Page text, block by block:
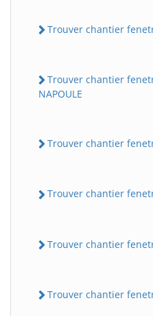
Trouver chantier
Trouver chantier
NAPOULE
Trouver chantier
Trouver chantier
Trouver chantier
Trouver chantier